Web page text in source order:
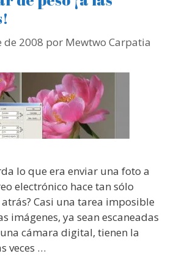
de 2008 por Mewtwo Carpatia
lo que era enviar una foto a
electrónico hace tan sólo
Casi una tarea imposible
imágenes, ya sean escaneadas
cámara digital, tienen la
veces …